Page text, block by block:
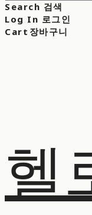
Search 검색
Log In 로그인
Cart 장바구니
헬